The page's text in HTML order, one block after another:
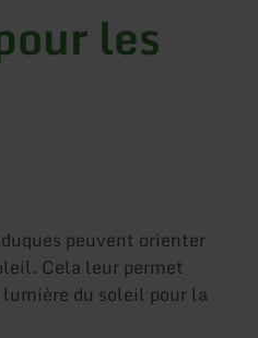
les
peuvent orienter
Cela leur permet
du soleil pour la